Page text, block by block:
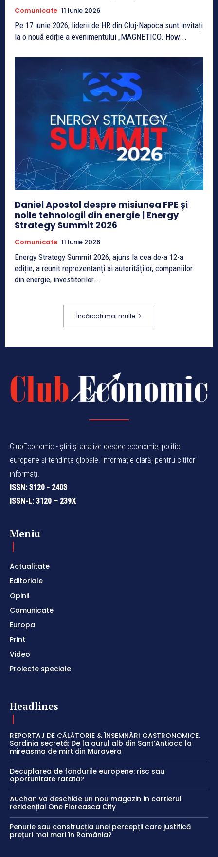
Comunicate 11 Iunie 2026
Pe 17 iunie 2026, liderii de HR din Cluj-Napoca sunt invitați
la o nouă ediție a evenimentului „MAGNETICO. How...
Daniel Apostol despre misiunea FPE și
noile tehnologii din energie | Energy
Strategy Summit 2026
Comunicate 11 Iunie 2026
Energy Strategy Summit 2026, ajuns la cea de-a 12-a
ediție, a reunit reprezentanți ai autorităților, companiilor
din energie, investitorilor...
Încărcați mai multe
ClubEconomic - știri și analize despre economie, politici
europene și tendințe globale. Informație clară, pentru cititori
informați.
ISSN: 3120 - 2403
ISSN-L: 3120 – 239X
Meniu
Actualitate
Editoriale
Opinii
Comunicate
Europa
Print
Video
Proiecte speciale
Headlines
REPORTAJ DE CĂLĂTORIE & ÎNSEMNĂRI GASTRONOMICE.
Sardinia secretă: De la aurul alb din Sant’Antioco la
mireasma de mirt din Muravera
Decuplarea de fondurile europene: risc sau
oportunitate ratată?
Auchan va deschide un nou magazin în cartierul
rezidențial One Floreasca City
Penurie sau construcția unei percepții care justifică
prețuri mai mari în România?